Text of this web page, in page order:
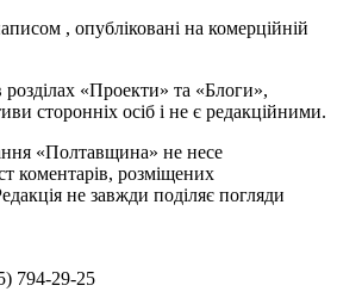
, опубліковані на комерційній
«Проекти» та «Блоги»,
сторонніх осіб і не є редакційними.
«Полтавщина» не несе
коментарів, розміщених
не завжди поділяє погляди
794-29-25